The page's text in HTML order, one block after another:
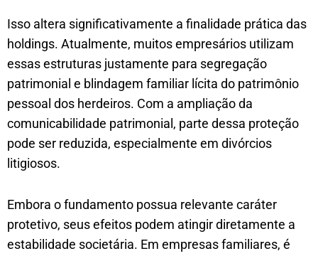
Isso altera significativamente a finalidade prática das
holdings. Atualmente, muitos empresários utilizam
essas estruturas justamente para segregação
patrimonial e blindagem familiar lícita do patrimônio
pessoal dos herdeiros. Com a ampliação da
comunicabilidade patrimonial, parte dessa proteção
pode ser reduzida, especialmente em divórcios
litigiosos.
Embora o fundamento possua relevante caráter
protetivo, seus efeitos podem atingir diretamente a
estabilidade societária. Em empresas familiares, é